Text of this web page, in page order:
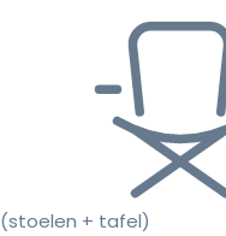
(stoelen + tafel)